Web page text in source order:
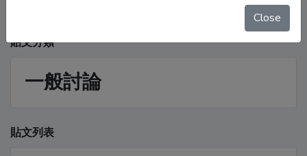
貼文分類
一般討論
貼文列表
Close